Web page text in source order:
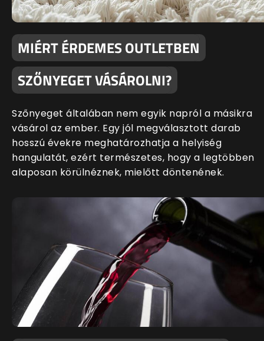
MIÉRT ÉRDEMES OUTLETBEN
SZŐNYEGET VÁSÁROLNI?
Szőnyeget általában nem egyik napról a másikra
vásárol az ember. Egy jól megválasztott darab
hosszú évekre meghatározhatja a helyiség
hangulatát, ezért természetes, hogy a legtöbben
alaposan körülnéznek, mielőtt döntenének.